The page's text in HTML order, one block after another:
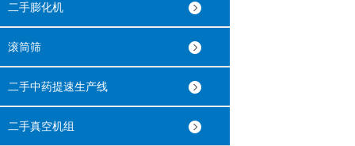
二手膨化机
滚筒筛
二手中药提速生产线
二手真空机组